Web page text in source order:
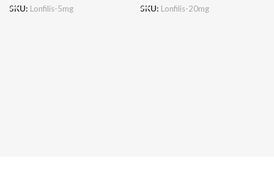
SKU: Lonfilis-5mg SKU: Lonfilis-20mg